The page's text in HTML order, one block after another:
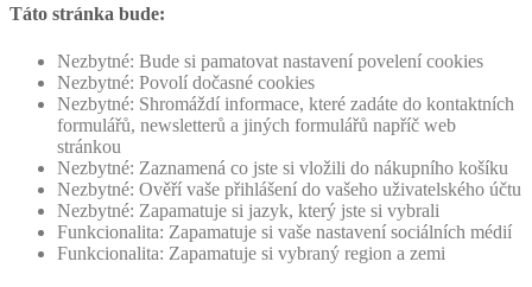
Táto stránka bude:
Nezbytné: Bude si pamatovat nastavení povelení cookies
Nezbytné: Povolí dočasné cookies
Nezbytné: Shromáždí informace, které zadáte do kontaktních
formulářů, newsletterů a jiných formulářů napříč web
stránkou
Nezbytné: Zaznamená co jste si vložili do nákupního košíku
Nezbytné: Ověří vaše přihlášení do vašeho uživatelského účtu
Nezbytné: Zapamatuje si jazyk, který jste si vybrali
Funkcionalita: Zapamatuje si vaše nastavení sociálních médií
Funkcionalita: Zapamatuje si vybraný region a zemi